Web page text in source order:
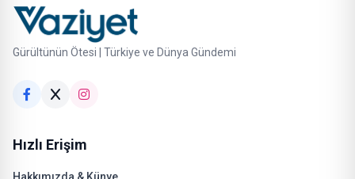
Gürültünün Ötesi | Türkiye ve Dünya Gündemi
Hızlı Erişim